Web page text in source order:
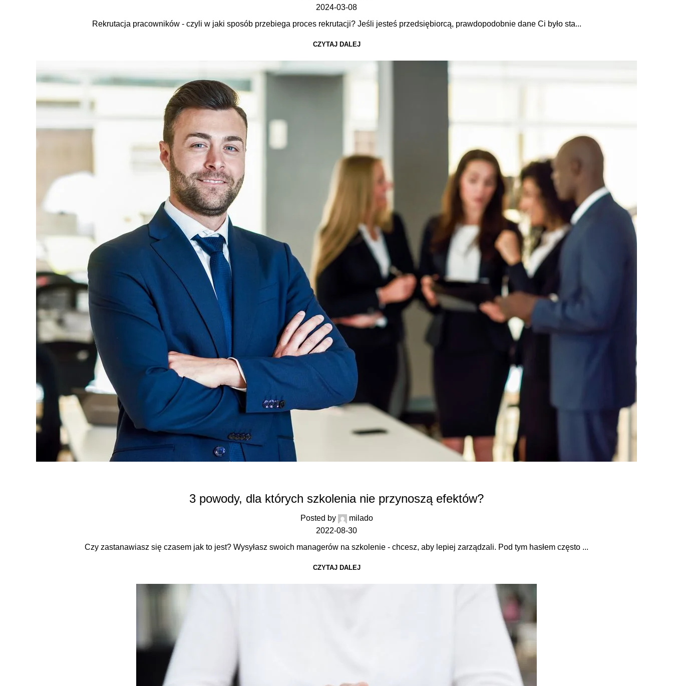
2024-03-08
Rekrutacja pracowników - czyli w jaki sposób przebiega proces rekrutacji? Jeśli jesteś przedsiębiorcą, prawdopodobnie dane Ci było sta...
CZYTAJ DALEJ
3 powody, dla których szkolenia nie przynoszą efektów?
Posted by
milado
2022-08-30
Czy zastanawiasz się czasem jak to jest? Wysyłasz swoich managerów na szkolenie - chcesz, aby lepiej zarządzali. Pod tym hasłem często ...
CZYTAJ DALEJ